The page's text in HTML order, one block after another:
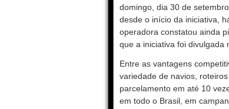
domingo, dia 30 de
desde o início da iniciativa,
operadora constatou ainda
que a iniciativa foi divulgada
Entre as vantagens
variedade de navios,
parcelamento em até 10
em todo o Brasil, em